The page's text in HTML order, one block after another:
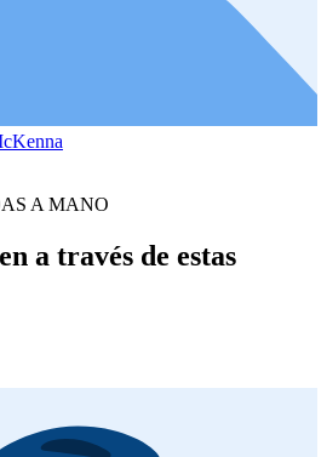
A MANO
a través de estas